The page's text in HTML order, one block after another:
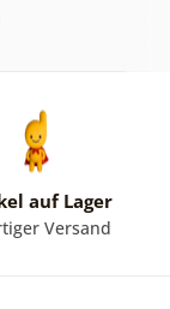
auf Lager
Versand